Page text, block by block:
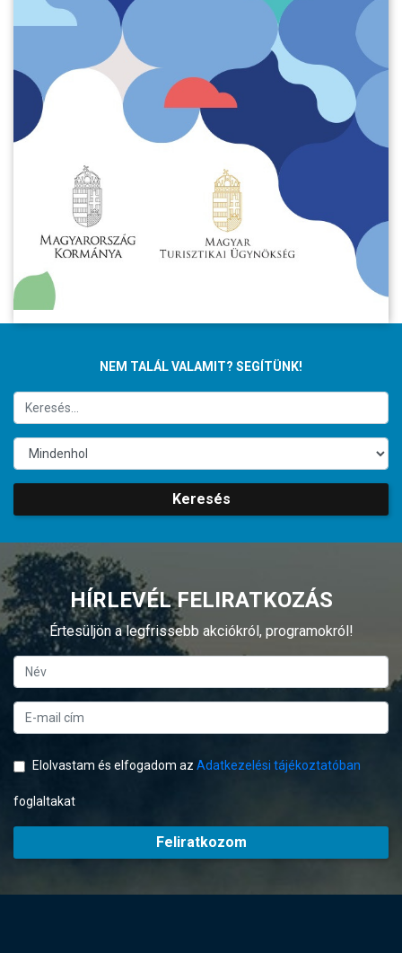
NEM TALÁL VALAMIT? SEGÍTÜNK!
Keresés
HÍRLEVÉL FELIRATKOZÁS
Értesüljön a legfrissebb akciókról, programokról!
Elolvastam és elfogadom az Adatkezelési tájékoztatóban
foglaltakat
Feliratkozom